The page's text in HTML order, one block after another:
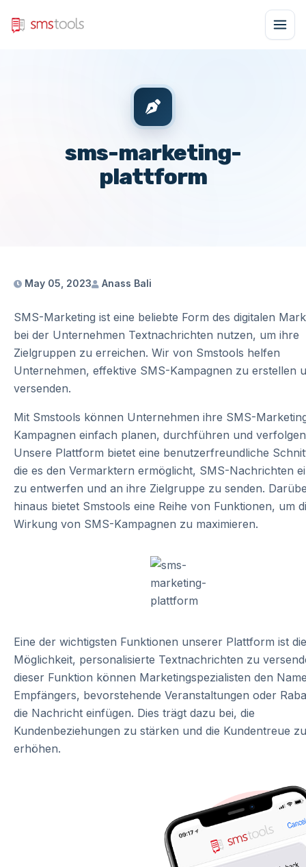
sms-marketing-
plattform
May 05, 2023 Anass Bali
SMS-Marketing ist eine beliebte Form des digitalen
bei der Unternehmen Textnachrichten nutzen, um ihre
Zielgruppen zu erreichen. Wir von Smstools helfen
Unternehmen, effektive SMS-Kampagnen zu erstellen
versenden.
Mit Smstools können Unternehmen ihre SMS-
Kampagnen einfach planen, durchführen und
Unsere Plattform bietet eine benutzerfreundliche
die es den Vermarktern ermöglicht, SMS-Nachrichten
zu entwerfen und an ihre Zielgruppe zu senden.
hinaus bietet Smstools eine Reihe von Funktionen, um
Wirkung von SMS-Kampagnen zu maximieren.
Eine der wichtigsten Funktionen unserer Plattform ist die
Möglichkeit, personalisierte Textnachrichten zu
dieser Funktion können Marketingspezialisten den
Empfängers, bevorstehende Veranstaltungen oder
die Nachricht einfügen. Dies trägt dazu bei, die
Kundenbeziehungen zu stärken und die Kundentreue zu
erhöhen.